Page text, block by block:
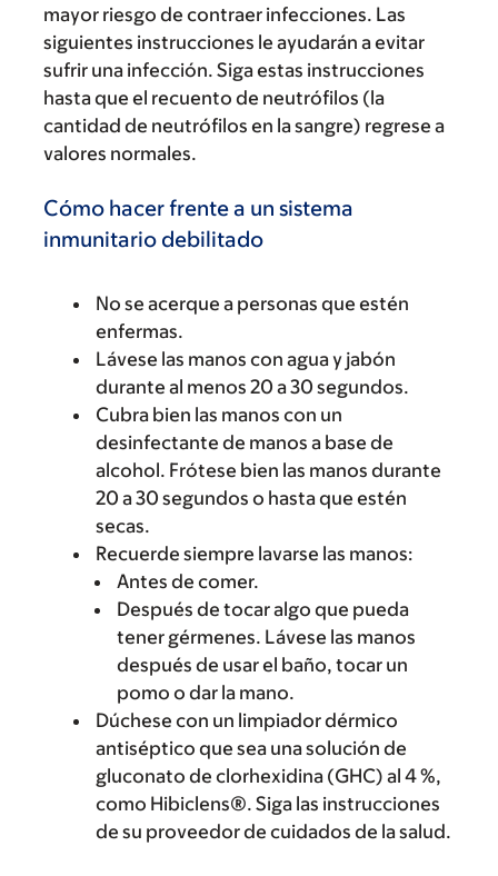
mayor riesgo de contraer infecciones. Las
siguientes instrucciones le ayudarán a evitar
sufrir una infección. Siga estas instrucciones
hasta que el recuento de neutrófilos (la
cantidad de neutrófilos en la sangre) regrese a
valores normales.
Cómo hacer frente a un sistema
inmunitario debilitado
No se acerque a personas que estén
enfermas.
Lávese las manos con agua y jabón
durante al menos 20 a 30 segundos.
Cubra bien las manos con un
desinfectante de manos a base de
alcohol. Frótese bien las manos durante
20 a 30 segundos o hasta que estén
secas.
Recuerde siempre lavarse las manos:
Antes de comer.
Después de tocar algo que pueda
tener gérmenes. Lávese las manos
después de usar el baño, tocar un
pomo o dar la mano.
Dúchese con un limpiador dérmico
antiséptico que sea una solución de
gluconato de clorhexidina (GHC) al 4 %,
como Hibiclens®. Siga las instrucciones
de su proveedor de cuidados de la salud.